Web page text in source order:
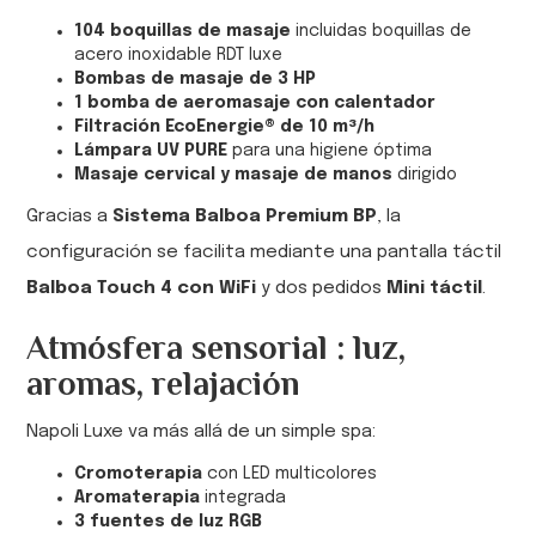
104 boquillas de masaje incluidas boquillas de
acero inoxidable RDT luxe
Bombas de masaje de 3 HP
1 bomba de aeromasaje con calentador
Filtración EcoEnergie® de 10 m³/h
Lámpara UV PURE para una higiene óptima
Masaje cervical y masaje de manos dirigido
Gracias a Sistema Balboa Premium BP, la
configuración se facilita mediante una pantalla táctil
Balboa Touch 4 con WiFi y dos pedidos Mini táctil.
Atmósfera sensorial : luz,
aromas, relajación
Napoli Luxe va más allá de un simple spa:
Cromoterapia con LED multicolores
Aromaterapia integrada
3 fuentes de luz RGB